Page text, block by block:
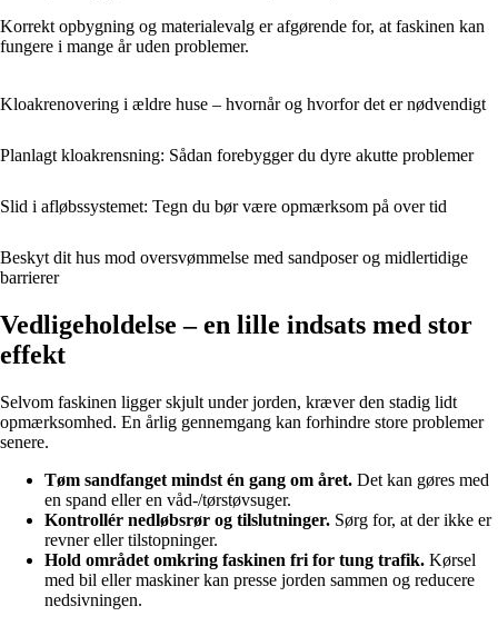
Korrekt opbygning og materialevalg er afgørende for, at faskinen kan
fungere i mange år uden problemer.
Kloakrenovering i ældre huse – hvornår og hvorfor det er nødvendigt
Planlagt kloakrensning: Sådan forebygger du dyre akutte problemer
Slid i afløbssystemet: Tegn du bør være opmærksom på over tid
Beskyt dit hus mod oversvømmelse med sandposer og midlertidige
barrierer
Vedligeholdelse – en lille indsats med stor
effekt
Selvom faskinen ligger skjult under jorden, kræver den stadig lidt
opmærksomhed. En årlig gennemgang kan forhindre store problemer
senere.
Tøm sandfanget mindst én gang om året. Det kan gøres med
en spand eller en våd-/tørstøvsuger.
Kontrollér nedløbsrør og tilslutninger. Sørg for, at der ikke er
revner eller tilstopninger.
Hold området omkring faskinen fri for tung trafik. Kørsel
med bil eller maskiner kan presse jorden sammen og reducere
nedsivningen.